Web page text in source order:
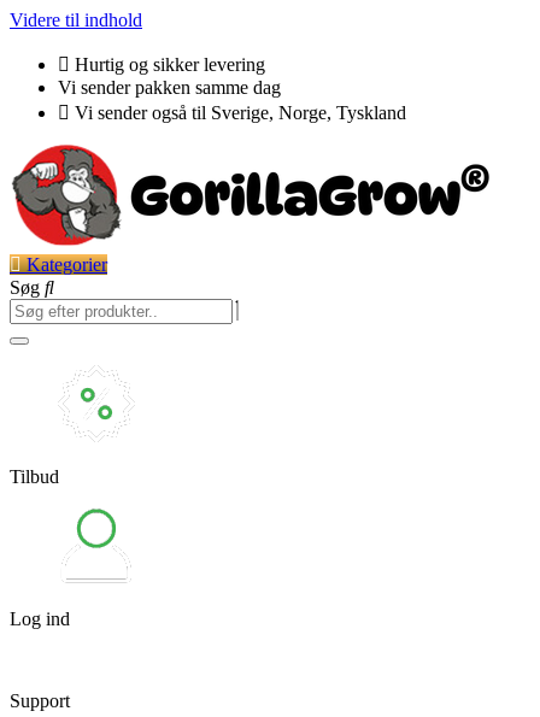
Videre til indhold
Hurtig og sikker levering
Vi sender pakken samme dag
Vi sender også til Sverige, Norge, Tyskland
Kategorier
Søg
Tilbud
Log ind
Support